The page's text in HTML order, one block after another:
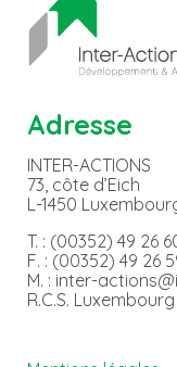
Adresse
INTER-ACTIONS
73, côte d’Eich
L-1450
T. : (00352) 49 26
F. : (00352) 49 26
M. : inter-
R.C.S.